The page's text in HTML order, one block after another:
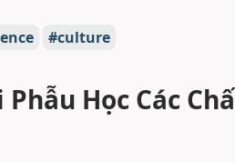
culture
Học Các